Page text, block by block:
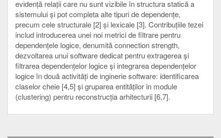
evidență relații care nu sunt vizibile în structura statică a
sistemului și pot completa alte tipuri de dependențe,
precum cele structurale [2] și lexicale [3]. Contribuțiile tezei
includ introducerea unei noi metrici de filtrare pentru
dependențele logice, denumită connection strength,
dezvoltarea unui software dedicat pentru extragerea și
filtrarea dependențelor logice și integrarea dependențelor
logice în două activități de inginerie software: identificarea
claselor cheie [4,5] și gruparea entităților in module
(clustering) pentru reconstrucția arhitecturii [6,7].